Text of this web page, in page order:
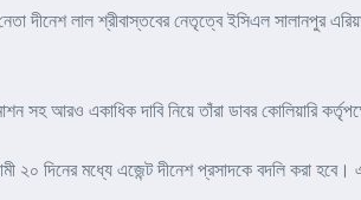
দীনেশ লাল শ্রীবাস্তবের নেতৃত্বে ইসিএল সালানপুর
সহ আরও একাধিক দাবি নিয়ে তাঁরা ডাবর কোলিয়ারি
২০ দিনের মধ্যে এজেন্ট দীনেশ প্রসাদকে বদলি করা